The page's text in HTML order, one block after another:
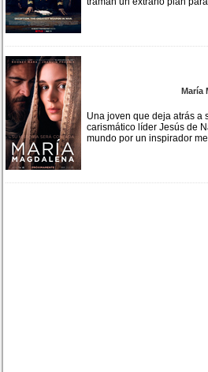
María
Una joven que deja atrás a
carismático líder Jesús de
mundo por un inspirador